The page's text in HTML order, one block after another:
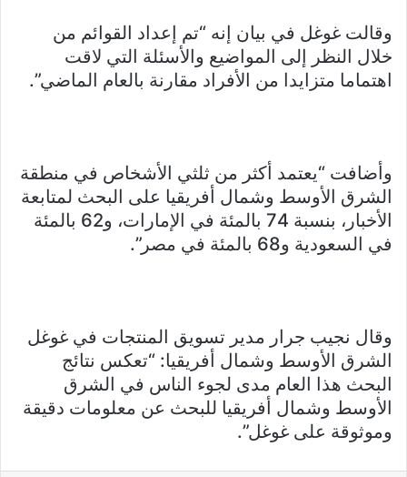
وقالت غوغل في بيان إنه “تم إعداد القوائم من
خلال النظر إلى المواضيع والأسئلة التي لاقت
اهتماما متزايدا من الأفراد مقارنة بالعام الماضي”.
وأضافت “يعتمد أكثر من ثلثي الأشخاص في منطقة
الشرق الأوسط وشمال أفريقيا على البحث لمتابعة
الأخبار، بنسبة 74 بالمئة في الإمارات، و62 بالمئة
في السعودية و68 بالمئة في مصر”.
وقال نجيب جرار مدير تسويق المنتجات في غوغل
الشرق الأوسط وشمال أفريقيا: “تعكس نتائج
البحث هذا العام مدى لجوء الناس في الشرق
الأوسط وشمال أفريقيا للبحث عن معلومات دقيقة
وموثوقة على غوغل”.